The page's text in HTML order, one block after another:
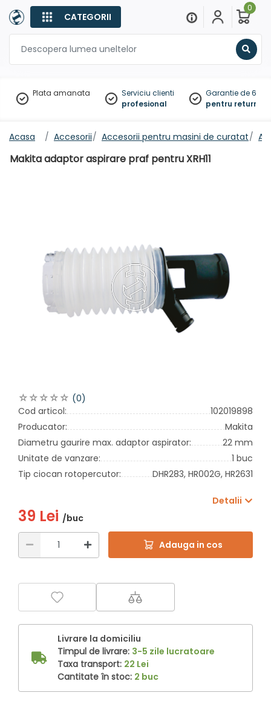
CATEGORII
0
Plata amanata
Serviciu clienti
profesional
Garantie de 60
pentru
Acasa Accesorii Accesorii pentru masini de curatat
Makita adaptor aspirare praf pentru XRH11
(0)
Cod articol:
102019898
Producator:
Makita
Diametru gaurire max. adaptor aspirator:
22 mm
Unitate de vanzare:
1 buc
Tip ciocan rotopercutor:
DHR283, HR002G, HR2631
Detalii
39 Lei /buc
Adauga in cos
Livrare la domiciliu
Timpul de livrare: 3-5 zile lucratoare
Taxa transport: 22 Lei
Cantitate în stoc: 2 buc